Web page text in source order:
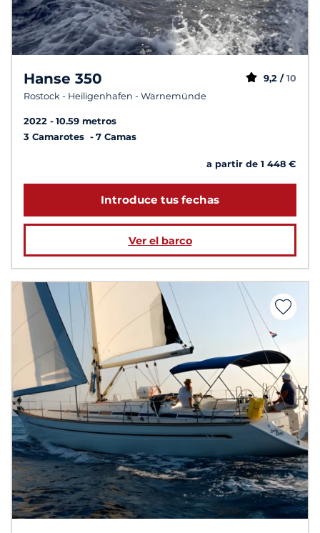
Hanse 350
Rostock - Heiligenhafen - Warnemünde
9,2 / 10
2022
10.59 metros
3 Camarotes
7 Camas
a partir de 1 448 €
Introduce tus fechas
Ver el barco